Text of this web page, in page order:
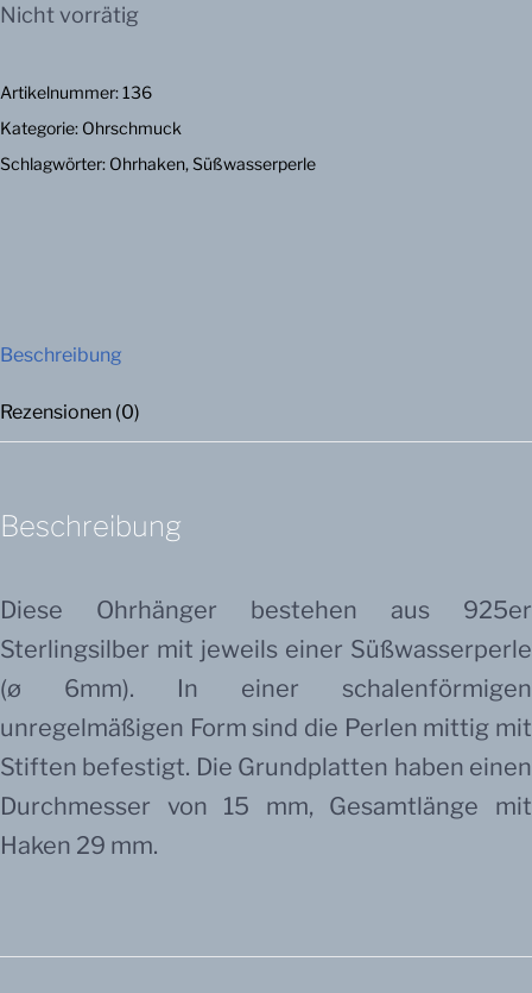
Nicht vorrätig
Artikelnummer:136
Kategorie: Ohrschmuck
Schlagwörter: Ohrhaken, Süßwasserperle
Beschreibung
Rezensionen (0)
Beschreibung
Diese Ohrhänger bestehen aus 925er
Sterlingsilber mit jeweils einer Süßwasserperle
(ø 6mm). In einer schalenförmigen
unregelmäßigen Form sind die Perlen mittig mit
Stiften befestigt. Die Grundplatten haben einen
Durchmesser von 15 mm, Gesamtlänge mit
Haken 29 mm.